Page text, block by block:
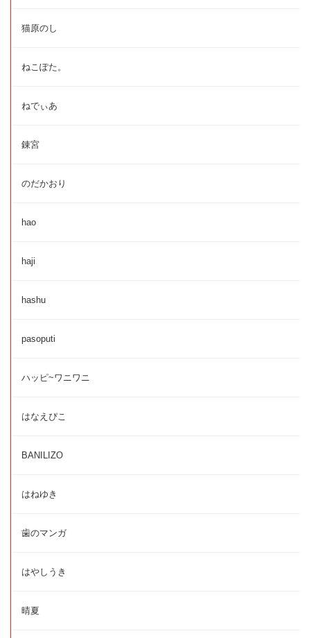
猫原のし
ねこぽた。
ねでぃあ
錬宮
のだかおり
hao
haji
hashu
pasoputi
ハッピ~ワニワニ
はなえぴこ
BANILIZO
はねゆき
歯のマンガ
はやしうき
晴夏